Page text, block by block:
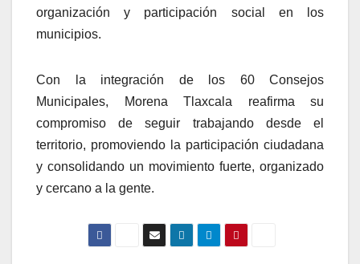
organización y participación social en los
municipios.
Con la integración de los 60 Consejos
Municipales, Morena Tlaxcala reafirma su
compromiso de seguir trabajando desde el
territorio, promoviendo la participación ciudadana
y consolidando un movimiento fuerte, organizado
y cercano a la gente.